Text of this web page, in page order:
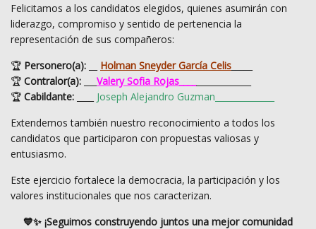
Felicitamos a los candidatos elegidos, quienes asumirán con
liderazgo, compromiso y sentido de pertenencia la
representación de sus compañeros:
🏆 Personero(a): Holman Sneyder García Celis
🏆 Contralor(a): Valery Sofia Rojas___
🏆 Cabildante: Joseph Alejandro Guzman______________
Extendemos también nuestro reconocimiento a todos los
candidatos que participaron con propuestas valiosas y
entusiasmo.
Este ejercicio fortalece la democracia, la participación y los
valores institucionales que nos caracterizan.
💙✨ ¡Seguimos construyendo juntos una mejor comunidad